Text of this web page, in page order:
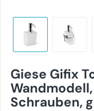
Giese Gifix
Schrauben,